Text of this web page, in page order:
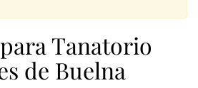
Tanatorio
de Buelna